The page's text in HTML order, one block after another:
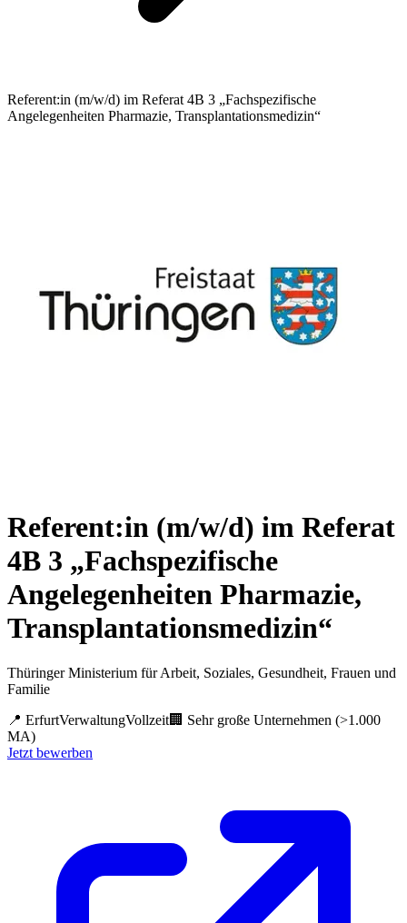
Referent:in (m/w/d) im Referat 4B 3 „Fachspezifische
Angelegenheiten Pharmazie, Transplantationsmedizin“
Referent:in (m/w/d) im Referat
4B 3 „Fachspezifische
Angelegenheiten Pharmazie,
Transplantationsmedizin“
Thüringer Ministerium für Arbeit, Soziales, Gesundheit, Frauen und
Familie
📍 ErfurtVerwaltungVollzeit🏢 Sehr große Unternehmen (>1.000
MA)
Jetzt bewerben